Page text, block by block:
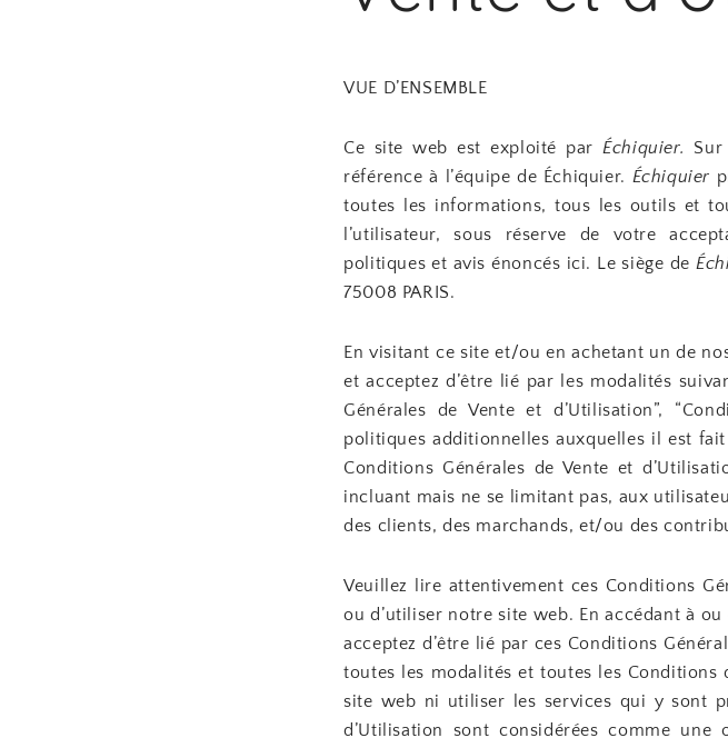
VUE D’ENSEMBLE
Ce site web est exploité parÉchiquier.
référence à l’équipe de Échiquier. Échiquier
toutes les informations, tous les outils et
l’utilisateur, sous réserve de votre
politiques et avis énoncés ici. Le siège de
75008 PARIS.
En visitant ce site et/ou en achetant un de
et acceptez d’être lié par les modalités
Générales de Vente et d’Utilisation”,
politiques additionnelles auxquelles il est
Conditions Générales de Vente et
incluant mais ne se limitant pas, aux
des clients, des marchands, et/ou des
Veuillez lire attentivement ces Conditions
ou d’utiliser notre site web. En accédant à
acceptez d’être lié par ces Conditions
toutes les modalités et toutes les Conditions
site web ni utiliser les services qui y sont
d’Utilisation sont considérées comme une